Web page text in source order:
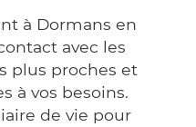
à Dormans en
avec les
plus proches et
à vos besoins.
de vie pour